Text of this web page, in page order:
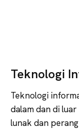
Teknologi
Teknologi
dalam dan di
lunak dan